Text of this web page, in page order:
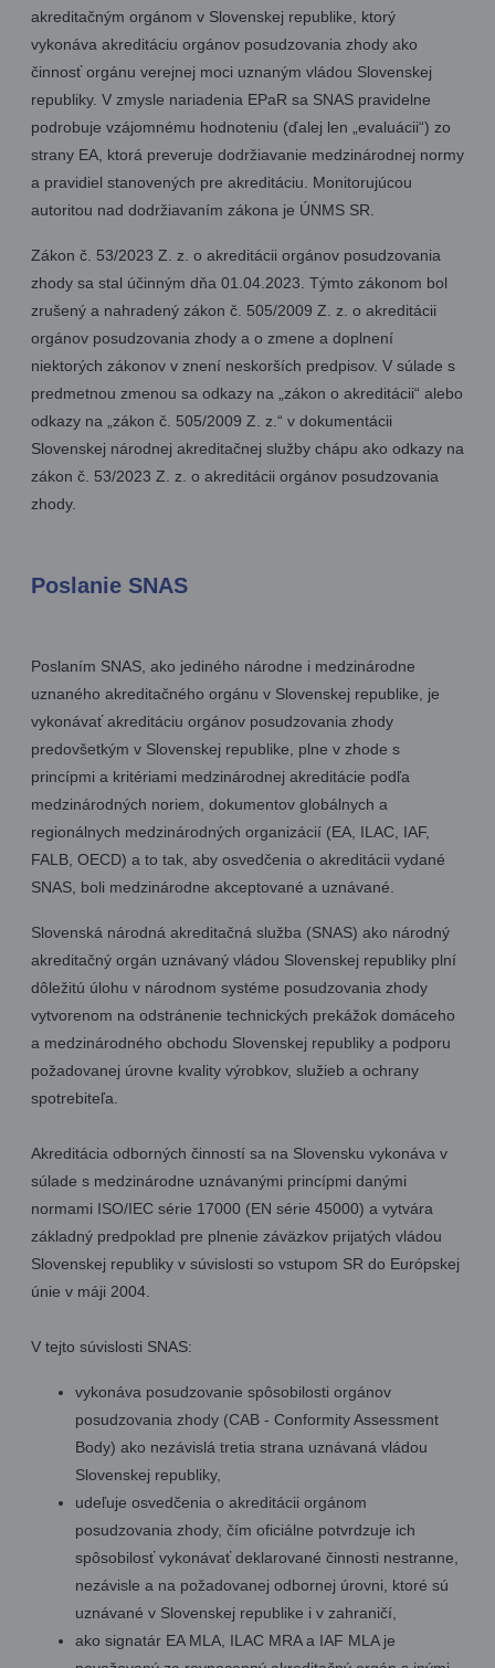
akreditačným orgánom v Slovenskej republike, ktorý
vykonáva akreditáciu orgánov posudzovania zhody ako
činnosť orgánu verejnej moci uznaným vládou Slovenskej
republiky. V zmysle nariadenia EPaR sa SNAS pravidelne
podrobuje vzájomnému hodnoteniu (ďalej len „evaluácii“) zo
strany EA, ktorá preveruje dodržiavanie medzinárodnej normy
a pravidiel stanovených pre akreditáciu. Monitorujúcou
autoritou nad dodržiavaním zákona je ÚNMS SR.
Zákon č. 53/2023 Z. z. o akreditácii orgánov posudzovania
zhody sa stal účinným dňa 01.04.2023. Týmto zákonom bol
zrušený a nahradený zákon č. 505/2009 Z. z. o akreditácii
orgánov posudzovania zhody a o zmene a doplnení
niektorých zákonov v znení neskorších predpisov. V súlade s
predmetnou zmenou sa odkazy na „zákon o akreditácii“ alebo
odkazy na „zákon č. 505/2009 Z. z.“ v dokumentácii
Slovenskej národnej akreditačnej služby chápu ako odkazy na
zákon č. 53/2023 Z. z. o akreditácii orgánov posudzovania
zhody.
Poslanie SNAS
Poslaním SNAS, ako jediného národne i medzinárodne
uznaného akreditačného orgánu v Slovenskej republike, je
vykonávať akreditáciu orgánov posudzovania zhody
predovšetkým v Slovenskej republike, plne v zhode s
princípmi a kritériami medzinárodnej akreditácie podľa
medzinárodných noriem, dokumentov globálnych a
regionálnych medzinárodných organizácií (EA, ILAC, IAF,
FALB, OECD) a to tak, aby osvedčenia o akreditácii vydané
SNAS, boli medzinárodne akceptované a uznávané.
Slovenská národná akreditačná služba (SNAS) ako národný
akreditačný orgán uznávaný vládou Slovenskej republiky plní
dôležitú úlohu v národnom systéme posudzovania zhody
vytvorenom na odstránenie technických prekážok domáceho
a medzinárodného obchodu Slovenskej republiky a podporu
požadovanej úrovne kvality výrobkov, služieb a ochrany
spotrebiteľa.
Akreditácia odborných činností sa na Slovensku vykonáva v
súlade s medzinárodne uznávanými princípmi danými
normami ISO/IEC série 17000 (EN série 45000) a vytvára
základný predpoklad pre plnenie záväzkov prijatých vládou
Slovenskej republiky v súvislosti so vstupom SR do Európskej
únie v máji 2004.
V tejto súvislosti SNAS:
vykonáva posudzovanie spôsobilosti orgánov
posudzovania zhody (CAB - Conformity Assessment
Body) ako nezávislá tretia strana uznávaná vládou
Slovenskej republiky,
udeľuje osvedčenia o akreditácii orgánom
posudzovania zhody, čím oficiálne potvrdzuje ich
spôsobilosť vykonávať deklarované činnosti nestranne,
nezávisle a na požadovanej odbornej úrovni, ktoré sú
uznávané v Slovenskej republike i v zahraničí,
ako signatár EA MLA, ILAC MRA a IAF MLA je